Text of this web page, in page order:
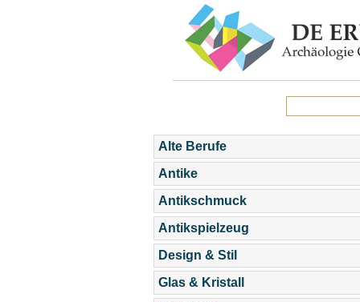
Alte Berufe
Antike
Antikschmuck
Antikspielzeug
Design & Stil
Glas & Kristall